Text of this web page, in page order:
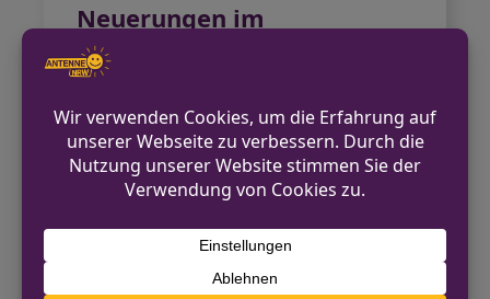
Neuerungen im
Landesvorstand
Satzungsänderung beschlossen, die
einen zusätzlichen stellvertretenden
Landesvorsitzenden für die
Ruhrgebiets-CDU schafft. Neu im
Landesvorstand ist der
Bundestagsabgeordnete Matthias
Hauer aus Essen. Die verbleibenden
Posten gehen an bekannte Gesichter